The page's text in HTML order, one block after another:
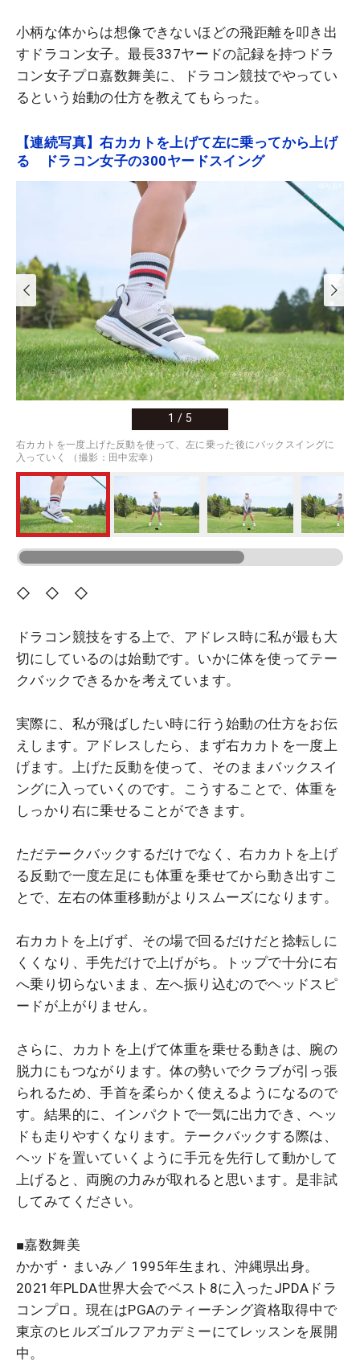
小柄な体からは想像できないほどの飛距離を叩き出
すドラコン女子。最長337ヤードの記録を持つドラ
コン女子プロ嘉数舞美に、ドラコン競技でやってい
るという始動の仕方を教えてもらった。
【連続写真】右カカトを上げて左に乗ってから上げ
る ドラコン女子の300ヤードスイング
1 / 5
右カカトを一度上げた反動を使って、左に乗った後にバックスイングに
入っていく （撮影：田中宏幸）
◇ ◇ ◇
ドラコン競技をする上で、アドレス時に私が最も大
切にしているのは始動です。いかに体を使ってテー
クバックできるかを考えています。
実際に、私が飛ばしたい時に行う始動の仕方をお伝
えします。アドレスしたら、まず右カカトを一度上
げます。上げた反動を使って、そのままバックスイ
ングに入っていくのです。こうすることで、体重を
しっかり右に乗せることができます。
ただテークバックするだけでなく、右カカトを上げ
る反動で一度左足にも体重を乗せてから動き出すこ
とで、左右の体重移動がよりスムーズになります。
右カカトを上げず、その場で回るだけだと捻転しに
くくなり、手先だけで上げがち。トップで十分に右
へ乗り切らないまま、左へ振り込むのでヘッドスピ
ードが上がりません。
さらに、カカトを上げて体重を乗せる動きは、腕の
脱力にもつながります。体の勢いでクラブが引っ張
られるため、手首を柔らかく使えるようになるので
す。結果的に、インパクトで一気に出力でき、ヘッ
ドも走りやすくなります。テークバックする際は、
ヘッドを置いていくように手元を先行して動かして
上げると、両腕の力みが取れると思います。是非試
してみてください。
■嘉数舞美
かかず・まいみ／ 1995年生まれ、沖縄県出身。
2021年PLDA世界大会でベスト8に入ったJPDAドラ
コンプロ。現在はPGAのティーチング資格取得中で
東京のヒルズゴルフアカデミーにてレッスンを展開
中。